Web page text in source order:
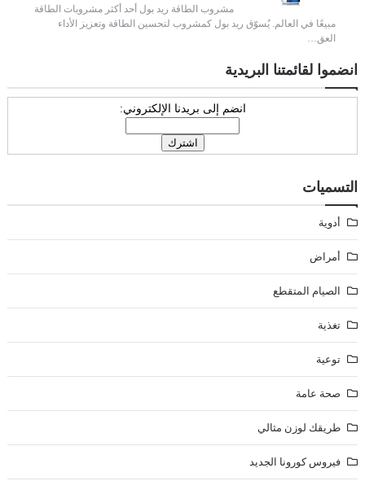
مشروب الطاقة ريد بول أحد أكثر مشروبات الطاقة
مبيعًا في العالم. يُسوّق ريد بول كمشروب لتحسين الطاقة وتعزيز الأداء
العق…
انضموا لقائمتنا البريدية
انضم إلى بريدنا الإلكتروني:
التسميات
أدوية
أمراض
الصيام المتقطع
تغذية
توعية
صحة عامة
طريقك لوزن مثالي
فيروس كورونا الجديد